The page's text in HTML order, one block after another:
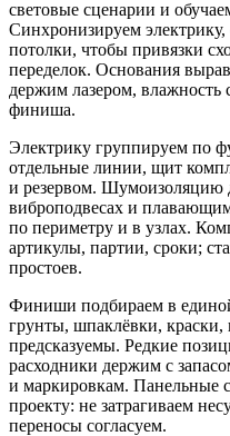
световые сценарии и
Синхронизируем
потолки, чтобы привязки
переделок. Основания
держим лазером, влажность
финиша.
Электрику группируем по
отдельные линии, щит
и резервом. Шумоизоляцию
виброподвесах и
по периметру и в узлах.
артикулы, партии, сроки;
простоев.
Финиши подбираем в
грунты, шпаклёвки,
предсказуемы. Редкие
расходники держим с
и маркировкам. Панельные
проекту: не затрагиваем
переносы согласуем.